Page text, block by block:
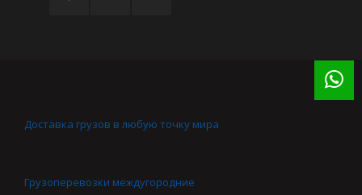
Доставка грузов в любую точку мира
Грузоперевозки междугородние